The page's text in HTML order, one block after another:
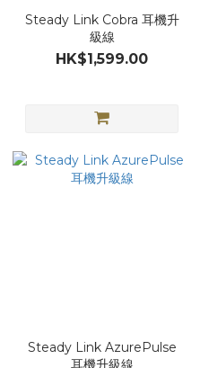
Steady Link Cobra 耳機升
級線
HK$1,599.00
Steady Link AzurePulse
耳機升級線